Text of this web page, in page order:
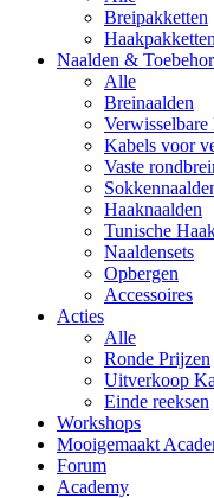
Breipakketten
Haakpakketten
Naalden &
Alle
Breinaalden
Verwisselbare
Kabels voor
Vaste
Haaknaalden
Tunische
Naaldensets
Opbergen
Accessoires
Acties
Alle
Ronde Prijzen
Uitverkoop
Einde reeksen
Workshops
Mooigemaakt
Forum
Academy